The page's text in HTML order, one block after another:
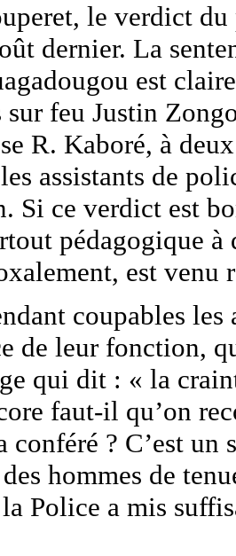
le verdict
dernier. La
est
sur feu Justin
R. Kaboré, à
assistants de
Si ce verdict est
pédagogique
est venu
coupables
de leur fonction,
qui dit : « la
faut-il qu’on
? C’est
hommes de
Police a mis